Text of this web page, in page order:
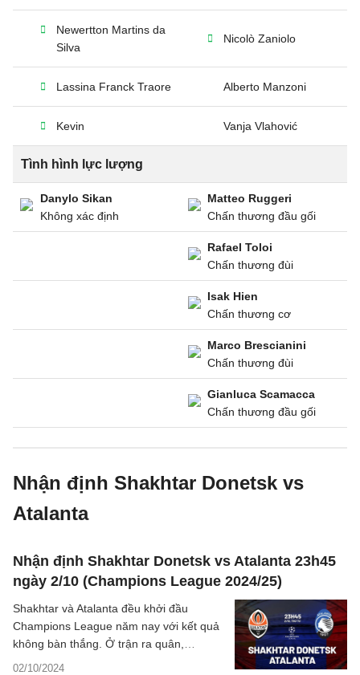
Newertton Martins da
Silva
Nicolò Zaniolo
Lassina Franck Traore Alberto Manzoni
Kevin Vanja Vlahović
Tình hình lực lượng
Danylo Sikan
Không xác định
Matteo Ruggeri
Chấn thương đầu gối
Rafael Toloi
Chấn thương đùi
Isak Hien
Chấn thương cơ
Marco Brescianini
Chấn thương đùi
Gianluca Scamacca
Chấn thương đầu gối
Nhận định Shakhtar Donetsk vs
Atalanta
Nhận định Shakhtar Donetsk vs Atalanta 23h45
ngày 2/10 (Champions League 2024/25)
02/10/2024
Shakhtar và Atalanta đều khởi đầu
Champions League năm nay với kết quả
không bàn thắng. Ở trận ra quân,
Shakhtar bị Bologna cầm hòa trong khi